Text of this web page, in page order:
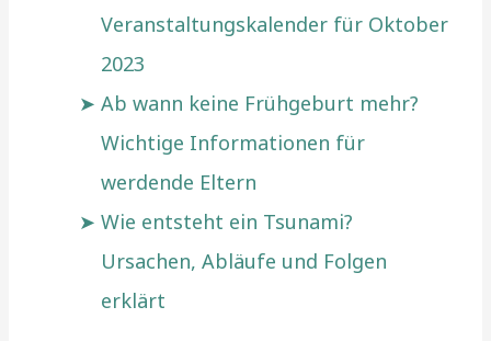
Veranstaltungskalender für Oktober
2023
Ab wann keine Frühgeburt mehr?
Wichtige Informationen für
werdende Eltern
Wie entsteht ein Tsunami?
Ursachen, Abläufe und Folgen
erklärt